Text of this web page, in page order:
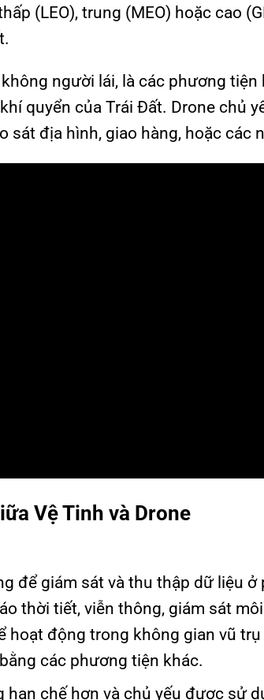
(LEO), trung (MEO) hoặc cao
người lái, là các phương
quyển của Trái Đất. Drone chủ
sát địa hình, giao hàng, hoặc các
Vệ Tinh và Drone
để giám sát và thu thập dữ liệu ở
thời tiết, viễn thông, giám sát
hoạt động trong không gian vũ
các phương tiện khác.
chế hơn và chủ yếu được sử